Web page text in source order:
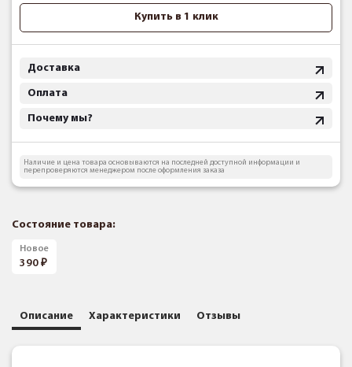
Купить в 1 клик
Доставка
Оплата
Почему мы?
Наличие и цена товара основываются на последней доступной информации и
перепроверяются менеджером после оформления заказа
Состояние товара:
Новое
390
Описание Характеристики Отзывы